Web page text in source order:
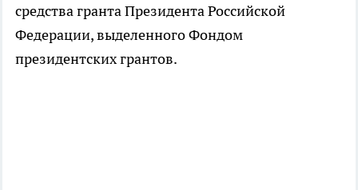
средства гранта Президента Российской
Федерации, выделенного Фондом
президентских грантов.